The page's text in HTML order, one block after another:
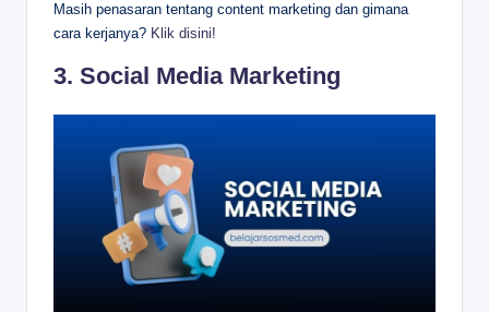
Masih penasaran tentang content marketing dan gimana
cara kerjanya? Klik disini!
3. Social Media Marketing